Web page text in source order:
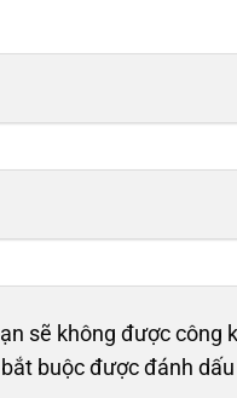
sẽ không được công
buộc được đánh dấu